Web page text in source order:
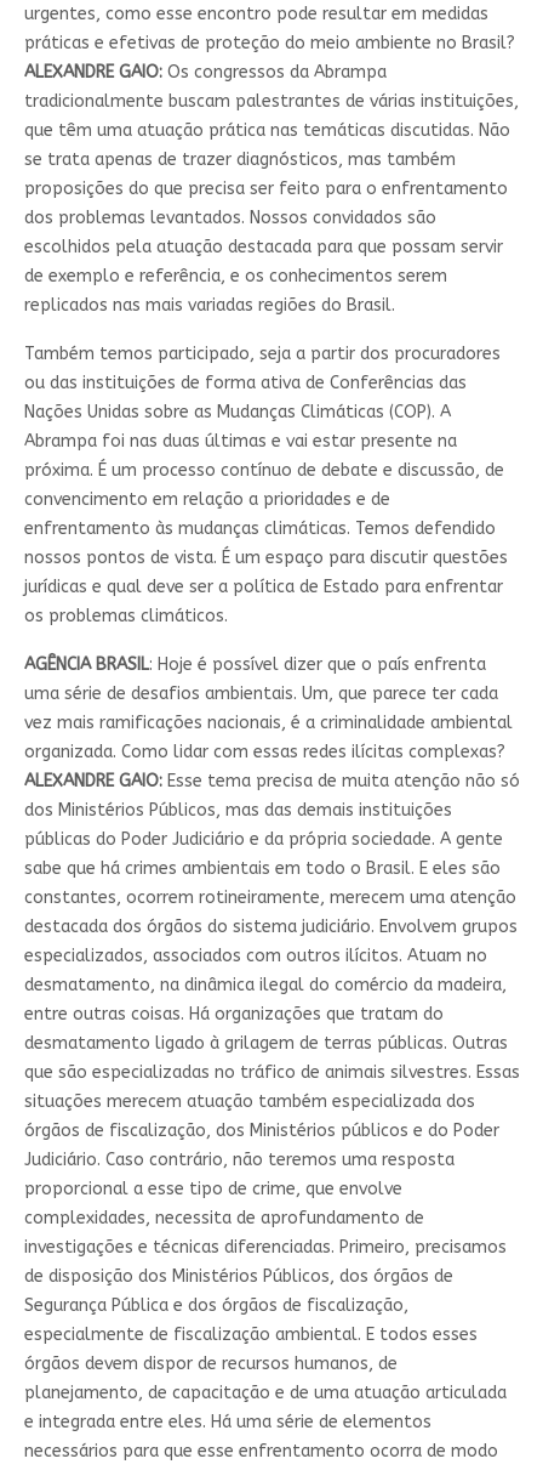
urgentes, como esse encontro pode resultar em medidas
práticas e efetivas de proteção do meio ambiente no Brasil?
ALEXANDRE GAIO:Os congressos da Abrampa
tradicionalmente buscam palestrantes de várias instituições,
que têm uma atuação prática nas temáticas discutidas. Não
se trata apenas de trazer diagnósticos, mas também
proposições do que precisa ser feito para o enfrentamento
dos problemas levantados. Nossos convidados são
escolhidos pela atuação destacada para que possam servir
de exemplo e referência, e os conhecimentos serem
replicados nas mais variadas regiões do Brasil.
Também temos participado, seja a partir dos procuradores
ou das instituições de forma ativa de Conferências das
Nações Unidas sobre as Mudanças Climáticas (COP). A
Abrampa foi nas duas últimas e vai estar presente na
próxima. É um processo contínuo de debate e discussão, de
convencimento em relação a prioridades e de
enfrentamento às mudanças climáticas. Temos defendido
nossos pontos de vista. É um espaço para discutir questões
jurídicas e qual deve ser a política de Estado para enfrentar
os problemas climáticos.
AGÊNCIA BRASIL: Hoje é possível dizer que o país enfrenta
uma série de desafios ambientais. Um, que parece ter cada
vez mais ramificações nacionais, é a criminalidade ambiental
organizada. Como lidar com essas redes ilícitas complexas?
ALEXANDRE GAIO:Esse tema precisa de muita atenção não só
dos Ministérios Públicos, mas das demais instituições
públicas do Poder Judiciário e da própria sociedade. A gente
sabe que há crimes ambientais em todo o Brasil. E eles são
constantes, ocorrem rotineiramente, merecem uma atenção
destacada dos órgãos do sistema judiciário. Envolvem grupos
especializados, associados com outros ilícitos. Atuam no
desmatamento, na dinâmica ilegal do comércio da madeira,
entre outras coisas. Há organizações que tratam do
desmatamento ligado à grilagem de terras públicas. Outras
que são especializadas no tráfico de animais silvestres. Essas
situações merecem atuação também especializada dos
órgãos de fiscalização, dos Ministérios públicos e do Poder
Judiciário. Caso contrário, não teremos uma resposta
proporcional a esse tipo de crime, que envolve
complexidades, necessita de aprofundamento de
investigações e técnicas diferenciadas. Primeiro, precisamos
de disposição dos Ministérios Públicos, dos órgãos de
Segurança Pública e dos órgãos de fiscalização,
especialmente de fiscalização ambiental. E todos esses
órgãos devem dispor de recursos humanos, de
planejamento, de capacitação e de uma atuação articulada
e integrada entre eles. Há uma série de elementos
necessários para que esse enfrentamento ocorra de modo